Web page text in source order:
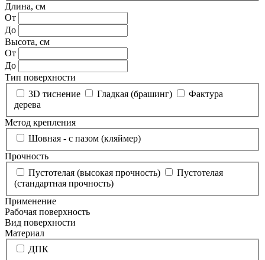
Длина, см
От
До
Высота, см
От
До
Тип поверхности
3D тиснение
Гладкая (брашинг)
Фактура
дерева
Метод крепления
Шовная - с пазом (кляймер)
Прочность
Пустотелая (высокая прочность)
Пустотелая
(стандартная прочность)
Применение
Рабочая поверхность
Вид поверхности
Материал
ДПК